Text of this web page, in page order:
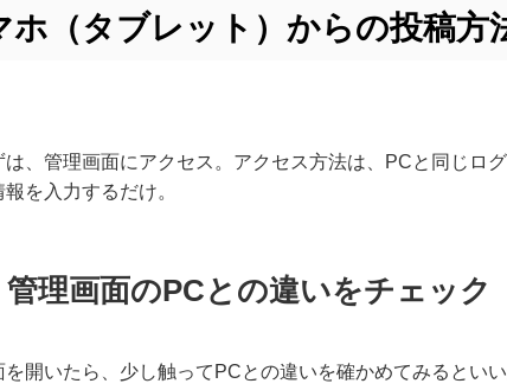
ホ（タブレット）からの投稿方
は、管理画面にアクセス。アクセス方法は、PCと同じロ
を入力するだけ。
管理画面のPCとの違いをチェック
を開いたら、少し触ってPCとの違いを確かめてみるとい